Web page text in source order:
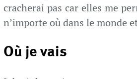
cracherai pas car elles me
n’importe où dans le monde
Où je vais